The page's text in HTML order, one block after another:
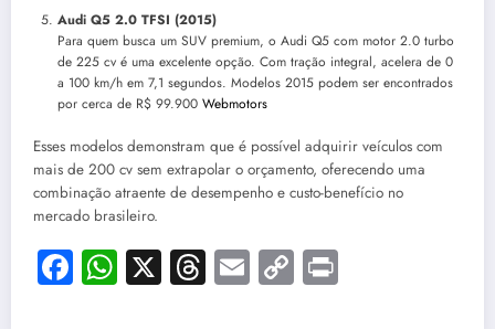
Audi Q5 2.0 TFSI (2015)
Para quem busca um SUV premium, o Audi Q5 com motor 2.0 turbo
de 225 cv é uma excelente opção. Com tração integral, acelera de 0
a 100 km/h em 7,1 segundos. Modelos 2015 podem ser encontrados
por cerca de R$ 99.900 Webmotors
Esses modelos demonstram que é possível adquirir veículos com
mais de 200 cv sem extrapolar o orçamento, oferecendo uma
combinação atraente de desempenho e custo-benefício no
mercado brasileiro.
Facebook
WhatsApp
X Threads
Email
Copy
Link